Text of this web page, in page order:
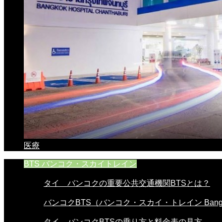
医療
BTS バンコク・スカイトレイン
タイ バンコクの重要公共交通機関BTSとは？
バンコクBTS（バンコク・スカイ・トレイン